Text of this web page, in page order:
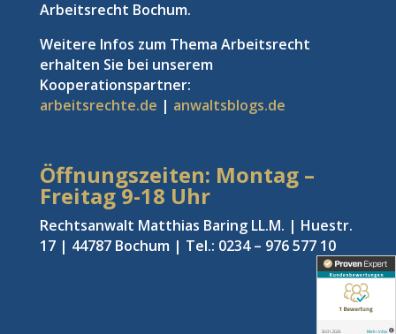
Arbeitsrecht Bochum.
Weitere Infos zum Thema Arbeitsrecht
erhalten Sie bei unserem
Kooperationspartner:
arbeitsrechte.de | anwaltsblogs.de
Öffnungszeiten: Montag –
Freitag9-18 Uhr
Rechtsanwalt Matthias Baring LL.M. | Huestr.
17 | 44787 Bochum | Tel.: 0234 – 976 577 10